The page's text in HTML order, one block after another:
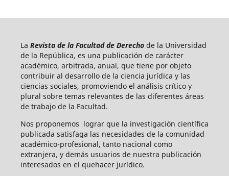
La Revista de la Facultad de Derecho de la Universidad
de la República, es una publicación de carácter
académico, arbitrada, anual, que tiene por objeto
contribuir al desarrollo de la ciencia jurídica y las
ciencias sociales, promoviendo el análisis crítico y
plural sobre temas relevantes de las diferentes áreas
de trabajo de la Facultad.
Nos proponemos lograr que la investigación científica
publicada satisfaga las necesidades de la comunidad
académico-profesional, tanto nacional como
extranjera, y demás usuarios de nuestra publicación
interesados en el quehacer jurídico.